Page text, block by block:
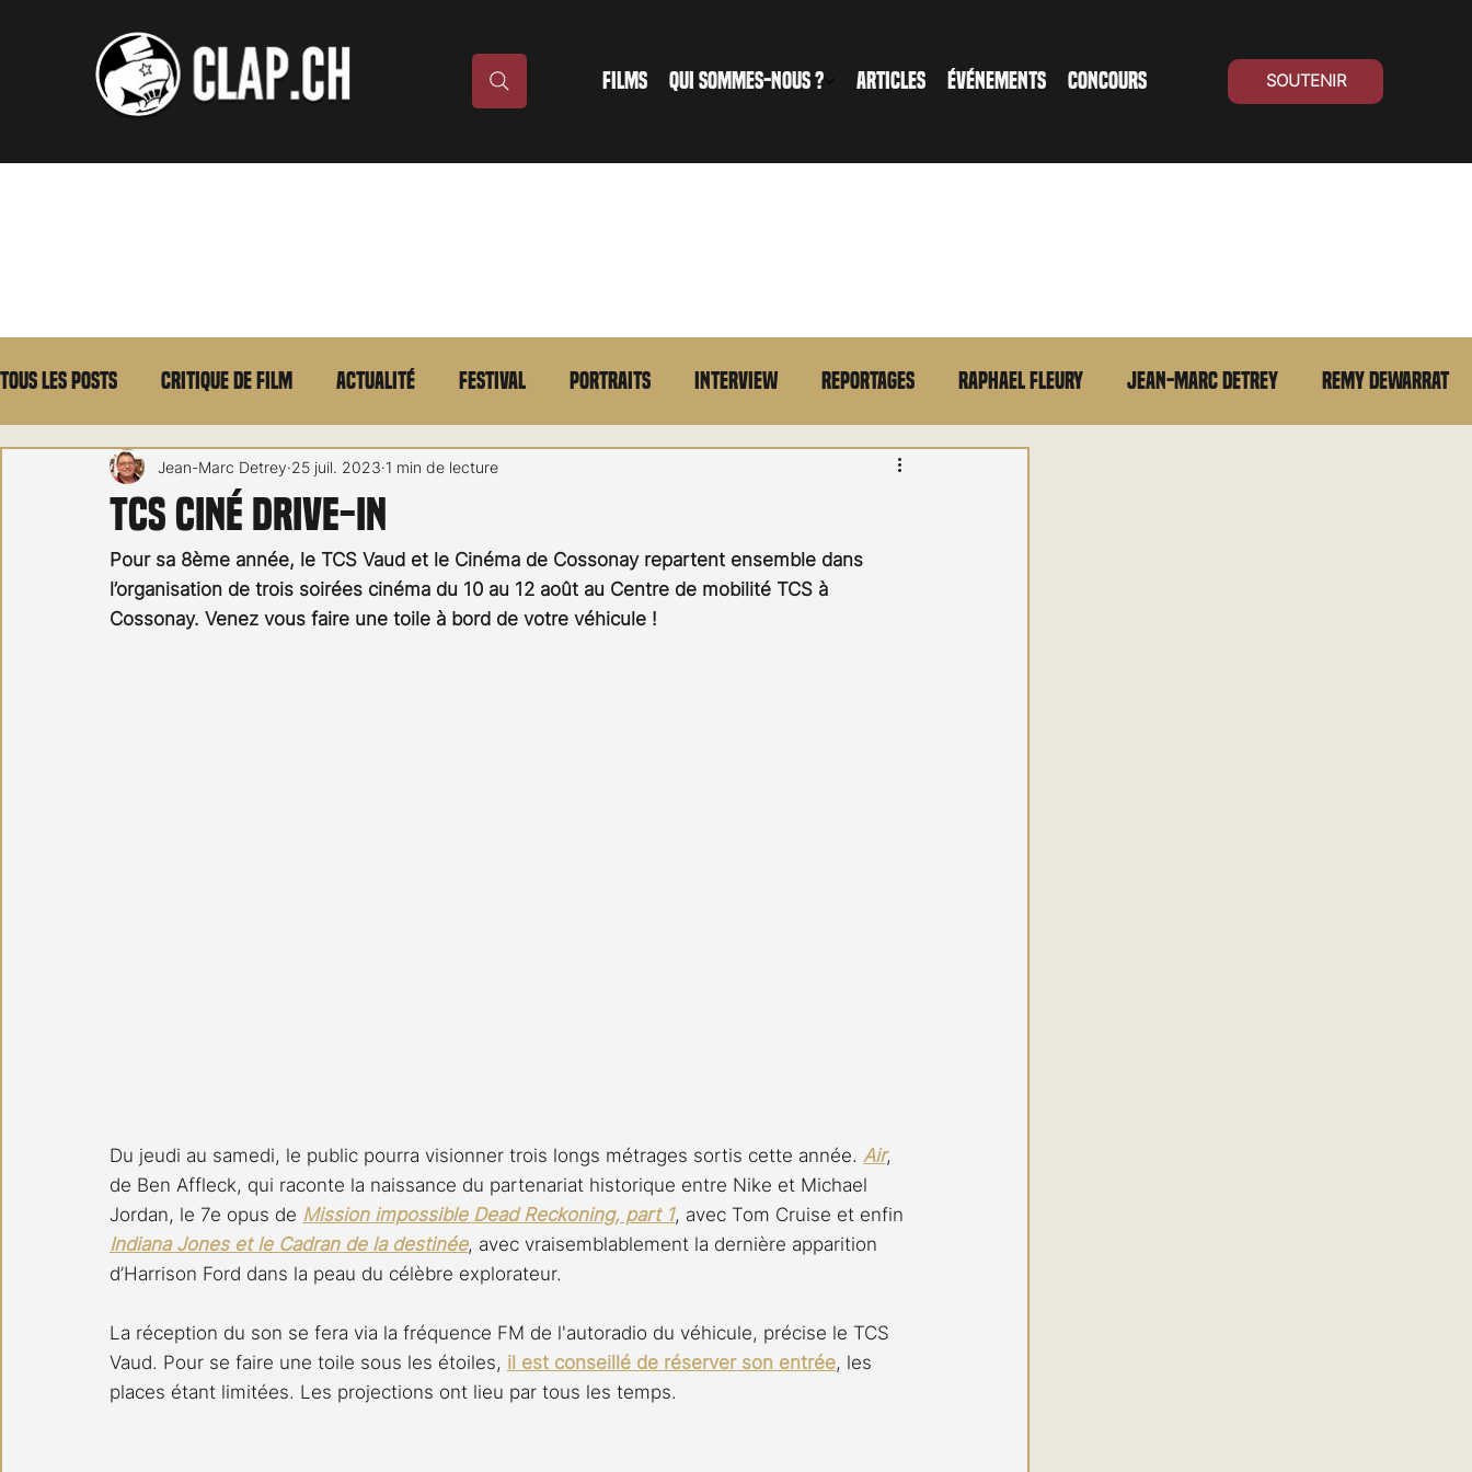
FILMS QUI SOMMES-NOUS ? ARTICLES ÉVÉNEMENTS CONCOURS SOUTENIR
Tous les posts Critique de film Actualité Festival Portraits Interview Reportages Raphael Fleury Jean-Marc Detrey Remy Dewarrat
Max Borg Laurent Scherlen Memento En bref
Carnet noir Open Air Série TV Stéfanie Rossier Streaming Stefanie Rossier
TCS Ciné drive-in
Jean-Marc Detrey 25 juil. 2023 1 min de lecture
Pour sa 8ème année, le TCS Vaud et le Cinéma de Cossonay repartent ensemble dans
l’organisation de trois soirées cinéma du 10 au 12 août au Centre de mobilité TCS à
Cossonay. Venez vous faire une toile à bord de votre véhicule !
Du jeudi au samedi, le public pourra visionner trois longs métrages sortis cette année. Air,
de Ben Affleck, qui raconte la naissance du partenariat historique entre Nike et Michael
Jordan, le 7e opus de Mission impossible Dead Reckoning, part 1, avec Tom Cruise et enfin
Indiana Jones et le Cadran de la destinée, avec vraisemblablement la dernière apparition
d’Harrison Ford dans la peau du célèbre explorateur.
La réception du son se fera via la fréquence FM de l'autoradio du véhicule, précise le TCS
Vaud. Pour se faire une toile sous les étoiles, il est conseillé de réserver son entrée, les
places étant limitées. Les projections ont lieu par tous les temps.